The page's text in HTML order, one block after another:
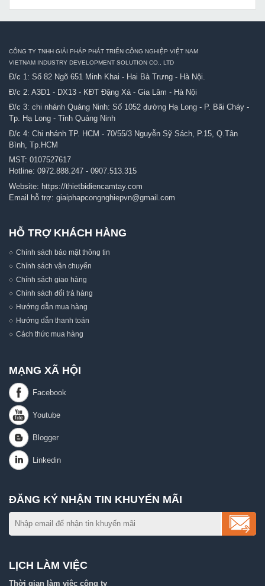
CÔNG TY TNHH GIẢI PHÁP PHÁT TRIỂN CÔNG NGHIỆP VIỆT NAM
VIETNAM INDUSTRY DEVELOPMENT SOLUTION CO., LTD
Đ/c 1: Số 82 Ngõ 651 Minh Khai - Hai Bà Trưng - Hà Nội.
Đ/c 2: A3D1 - DX13 - KĐT Đặng Xá - Gia Lâm - Hà Nội
Đ/c 3: chi nhánh Quảng Ninh: Số 1052 đường Hạ Long - P. Bãi Cháy -
Tp. Hạ Long - Tỉnh Quảng Ninh
Đ/c 4: Chi nhánh TP. HCM - 70/55/3 Nguyễn Sỹ Sách, P.15, Q.Tân
Bình, Tp.HCM
MST: 0107527617
Hotline: 0972.888.247 - 0907.513.315
Website: https://thietbidiencamtay.com
Email hỗ trợ: giaiphapcongnghiepvn@gmail.com
HỖ TRỢ KHÁCH HÀNG
Chính sách bảo mật thông tin
Chính sách vận chuyển
Chính sách giao hàng
Chính sách đổi trả hàng
Hướng dẫn mua hàng
Hướng dẫn thanh toán
Cách thức mua hàng
MẠNG XÃ HỘI
ĐĂNG KÝ NHẬN TIN KHUYẾN MÃI
LỊCH LÀM VIỆC
Thời gian làm việc công ty